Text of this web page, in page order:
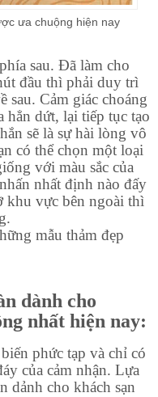
ưa chuộng hiện nay
sau. Đã làm cho
đầu thì phải duy trì
sau. Cảm giác choáng
hẳn dứt, lại tiếp tục tạo
sẽ là sự hài lòng vô
có thể chọn một loại
với màu sắc của
nhất định nào đấy
khu vực bên ngoài thì
mẫu thảm đẹp
dành cho
nhất hiện nay:
phức tạp và chỉ có
của cảm nhận. Lựa
dảnh cho khách sạn